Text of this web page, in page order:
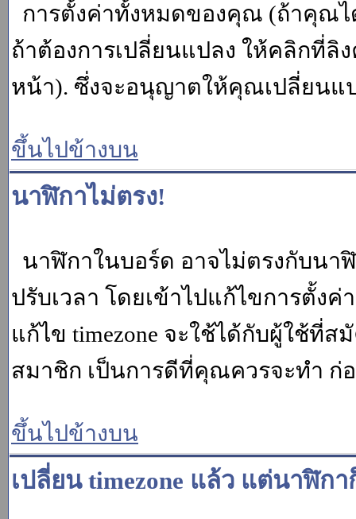
การตั้งค่าทั้งหมดของคุณ (ถ้าคุณไ
ถ้าต้องการเปลี่ยนแปลง ให้คลิกที่ลิ
หน้า). ซึ่งจะอนุญาตให้คุณเปลี่ยนแ
ขึ้นไปข้างบน
นาฬิกาไม่ตรง!
นาฬิกาในบอร์ด อาจไม่ตรงกับน
ปรับเวลา โดยเข้าไปแก้ไขการตั้ง
แก้ไข timezone จะใช้ได้กับผู้ใช้ที่
สมาชิก เป็นการดีที่คุณควรจะทำ
ขึ้นไปข้างบน
เปลี่ยน timezone แล้ว แต่นาฬิกา